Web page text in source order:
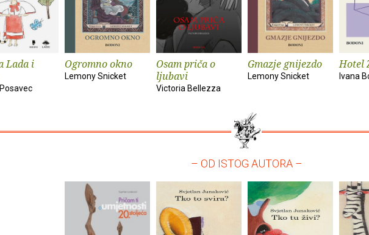
Lada i
Ogromno okno
Lemony Snicket
Osam priča o
ljubavi
Victoria Bellezza
Gmazje gnijezdo
Lemony Snicket
Hotel
Ivana
– OD ISTOG AUTORA –